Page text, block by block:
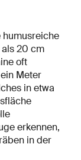
humusreiche
20 cm
oft
Meter
in etwa
erkennen,
in der